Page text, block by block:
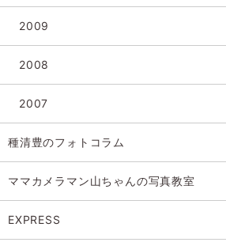
2009
2008
2007
種清豊のフォトコラム
ママカメラマン山ちゃんの写真教室
EXPRESS